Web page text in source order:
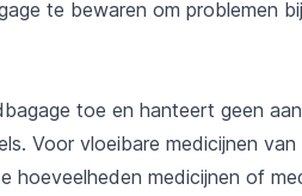
te bewaren om problemen
toe en hanteert geen
Voor vloeibare medicijnen van
hoeveelheden medicijnen of